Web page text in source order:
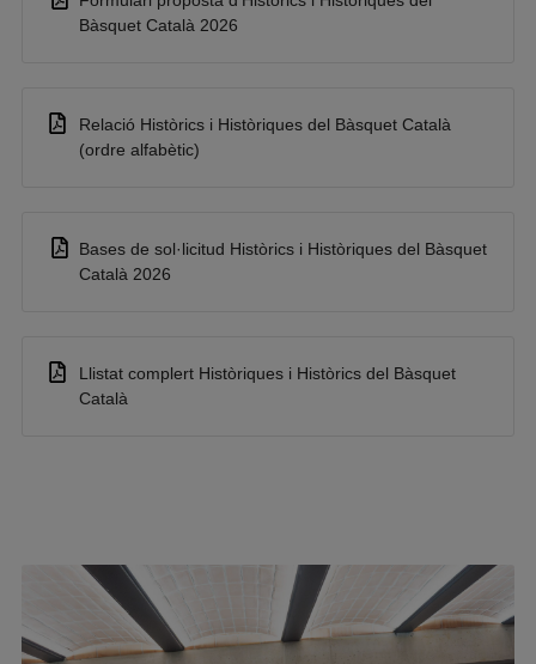
Bàsquet Català 2026
Relació Històrics i Històriques del Bàsquet Català
(ordre alfabètic)
Bases de sol·licitud Històrics i Històriques del Bàsquet
Català 2026
Llistat complert Històriques i Històrics del Bàsquet
Català